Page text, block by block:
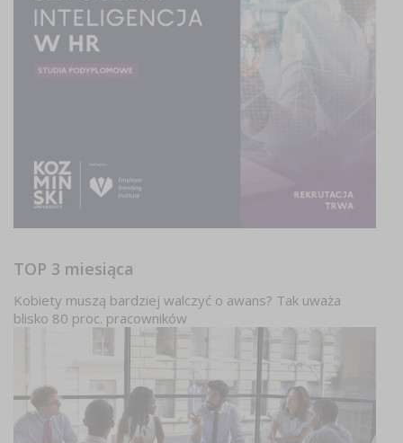
TOP 3 miesiąca
Kobiety muszą bardziej walczyć o awans? Tak uważa
blisko 80 proc. pracowników